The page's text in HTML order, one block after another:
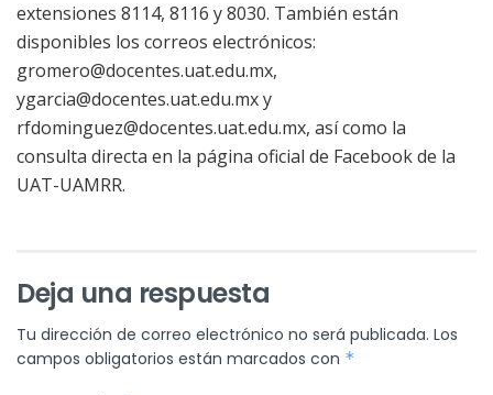
extensiones 8114, 8116 y 8030. También están
disponibles los correos electrónicos:
gromero@docentes.uat.edu.mx,
ygarcia@docentes.uat.edu.mxy
rfdominguez@docentes.uat.edu.mx, así como la
consulta directa en la página oficial de Facebook de la
UAT-UAMRR.
Deja una respuesta
Tu dirección de correo electrónico no será publicada. Los
campos obligatorios están marcados con *